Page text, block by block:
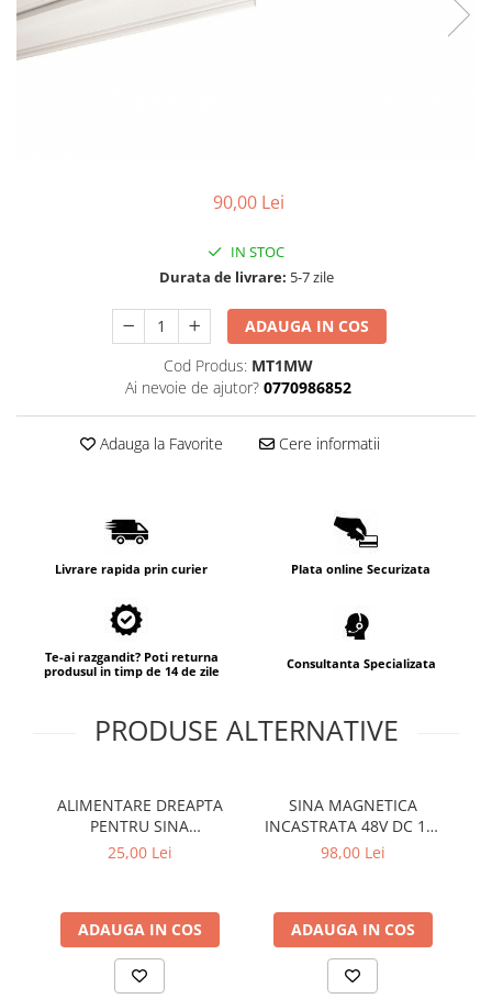
Cabluri
Lampi Suspendate
Lampi de masa
Lampi de perete
Spoturi LED
Sina magnetica LED 48V
Sina Magnetica Slim 5mm 24V
Corpuri EXIT
Corpuri Industriale LED
Corpuri liniare LED
sina 220V
Proiector LED Fantana/Piscina
90,00 Lei
IN STOC
Durata de livrare: 5-7 zile
ADAUGA IN COS
Cod Produs: MT1MW
Ai nevoie de ajutor? 0770986852
Adauga la Favorite Cere informatii
Livrare rapida prin curier Plata online Securizata
Te-ai razgandit? Poti returna
produsul in timp de 14 de zile
Consultanta Specializata
PRODUSE ALTERNATIVE
ALIMENTARE DREAPTA
PENTRU SINA
MAGNETICA 48V DC ALB
25,00 Lei
ADAUGA IN COS
SINA MAGNETICA
INCASTRATA 48V DC 1M
NEGRU MAT
98,00 Lei
ADAUGA IN COS